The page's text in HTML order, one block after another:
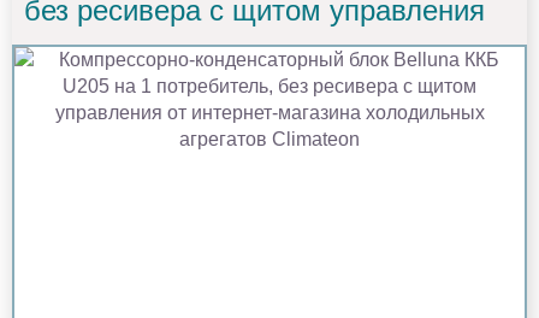
без ресивера с щитом управления